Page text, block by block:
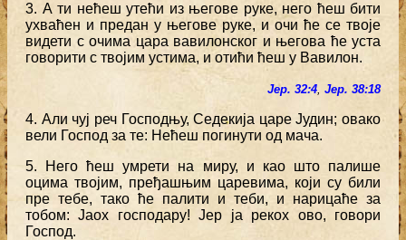
3. А ти нећеш утећи из његове руке, него ћеш бити
ухваћен и предан у његове руке, и очи ће се твоје
видети с очима цара вавилонског и његова ће уста
говорити с твојим устима, и отићи ћеш у Вавилон.
Јер. 32:4, Јер. 38:18
4. Али чуј реч Господњу, Седекија царе Јудин; овако
вели Господ за те: Нећеш погинути од мача.
5. Него ћеш умрети на миру, и као што палише
оцима твојим, пређашњим царевима, који су били
пре тебе, тако ће палити и теби, и нарицаће за
тобом: Јаох господару! Јер ја рекох ово, говори
Господ.